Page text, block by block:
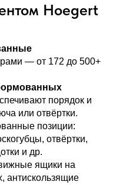
Hoegert
— от 172 до 500+
порядок и
или отвёртки.
позиции:
отвёртки,
и др.
ящики на
антискользящие